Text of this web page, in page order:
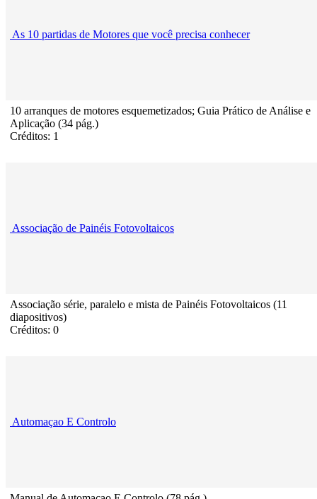
As 10 partidas de Motores que você precisa conhecer
10 arranques de motores esquemetizados; Guia Prático de Análise e
Aplicação (34 pág.)
Créditos: 1
Associação de Painéis Fotovoltaicos
Associação série, paralelo e mista de Painéis Fotovoltaicos (11
diapositivos)
Créditos: 0
Automaçao E Controlo